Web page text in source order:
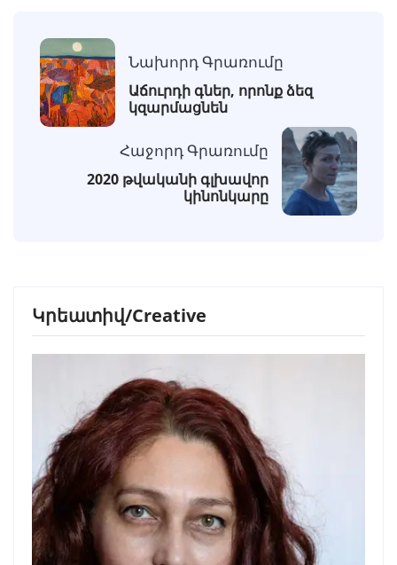
Նախորդ Գրառումը
Աճուրդի գներ, որոնք ձեզ
կզարմացնեն
Հաջորդ Գրառումը
2020 թվականի գլխավոր
կինոնկարը
Կրեատիվ/Creative